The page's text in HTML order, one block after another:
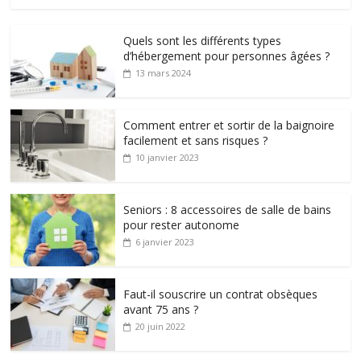
Quels sont les différents types
d’hébergement pour personnes âgées ?
13 mars 2024
Comment entrer et sortir de la baignoire
facilement et sans risques ?
10 janvier 2023
Seniors : 8 accessoires de salle de bains
pour rester autonome
6 janvier 2023
Faut-il souscrire un contrat obsèques
avant 75 ans ?
20 juin 2022